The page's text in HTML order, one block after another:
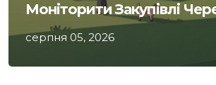
Моніторити Закупівлі
серпня 05, 2026